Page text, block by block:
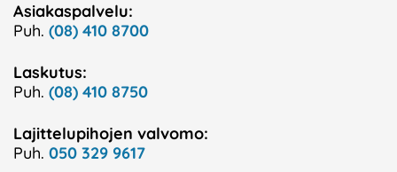
Asiakaspalvelu:
Puh. (08) 410 8700
Laskutus:
Puh. (08) 410 8750
Lajittelupihojen valvomo:
Puh. 050 329 9617